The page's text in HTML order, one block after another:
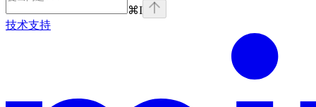
⌘I
技术支持